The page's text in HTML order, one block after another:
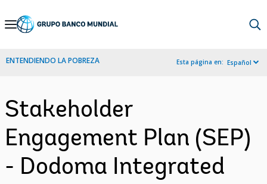
Skip
Navigation
ENTENDIENDO LA POBREZA Esta página en: Español
Stakeholder
Engagement Plan (SEP)
- Dodoma Integrated